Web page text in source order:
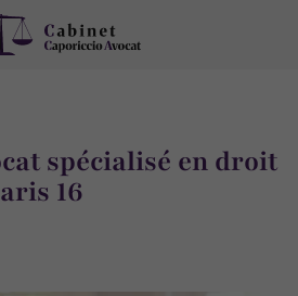
spécialisé en droit
16